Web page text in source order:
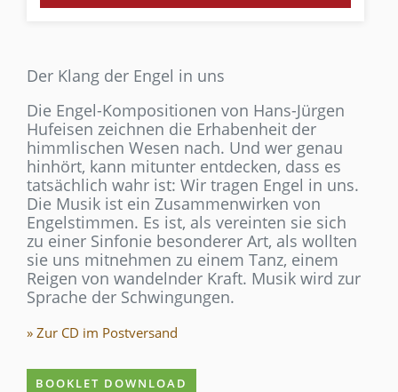
Der Klang der Engel in uns
Die Engel-Kompositionen von Hans-Jürgen
Hufeisen zeichnen die Erhabenheit der
himmlischen Wesen nach. Und wer genau
hinhört, kann mitunter entdecken, dass es
tatsächlich wahr ist: Wir tragen Engel in uns.
Die Musik ist ein Zusammenwirken von
Engelstimmen. Es ist, als vereinten sie sich
zu einer Sinfonie besonderer Art, als wollten
sie uns mitnehmen zu einem Tanz, einem
Reigen von wandelnder Kraft. Musik wird zur
Sprache der Schwingungen.
» Zur CD im Postversand
BOOKLET DOWNLOAD